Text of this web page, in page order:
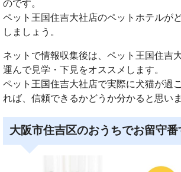
のです。
ペット王国住吉大社店のペットホテルが
しましょう。
ネットで情報収集後は、ペット王国住吉
運んで見学・下見をオススメします。
ペット王国住吉大社店で実際に犬猫が過
れば、信頼できるかどうか分かると思いま
大阪市住吉区のおうちでお留守番